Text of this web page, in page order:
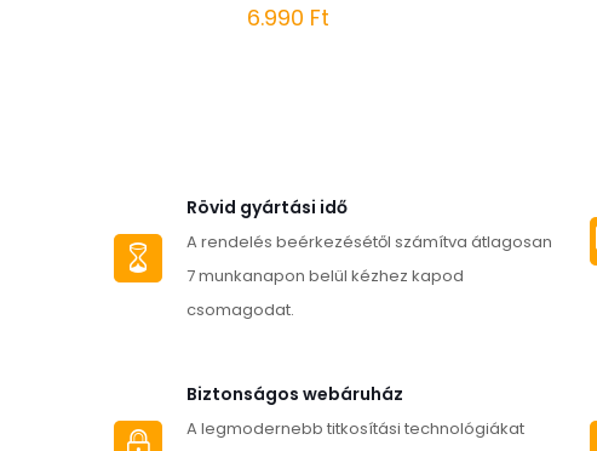
6.990 Ft
variációja
választhatók
ki
Rövid gyártási idő
A rendelés beérkezésétől számítva átlagosan
7 munkanapon belül kézhez kapod
csomagodat.
Biztonságos webáruház
A legmodernebb titkosítási technológiákat